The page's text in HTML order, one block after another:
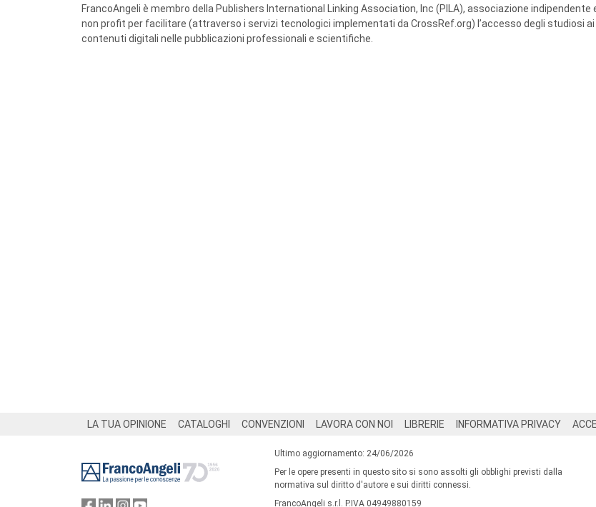
FrancoAngeli è membro della Publishers International Linking Association, Inc (PILA), associazione indipendente
non profit per facilitare (attraverso i servizi tecnologici implementati da CrossRef.org) l’accesso degli studiosi ai
contenuti digitali nelle pubblicazioni professionali e scientifiche.
LA TUA OPINIONE CATALOGHI CONVENZIONI LAVORA CON NOI LIBRERIE INFORMATIVA PRIVACY
Ultimo aggiornamento: 24/06/2026
Per le opere presenti in questo sito si sono assolti gli obblighi previsti dalla
normativa sul diritto d'autore e sui diritti connessi.
FrancoAngeli s.r.l. P.IVA 04949880159